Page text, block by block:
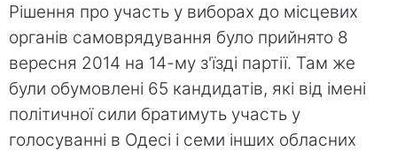
Рішення про участь у виборах до місцевих
органів самоврядування було прийнято 8
вересня 2014 на 14-му з'їзді партії. Там же
були обумовлені 65 кандидатів, які від імені
політичної сили братимуть участь у
голосуванні в Одесі і семи інших обласних